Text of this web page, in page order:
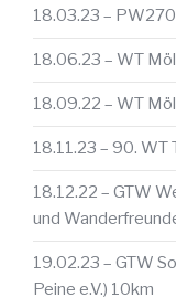
18.03.23 –
18.06.23 – WT
18.09.22 – WT
18.11.23 – 90. WT
18.12.22 – GTW
und
19.02.23 – GTW
Peine e.V.) 10km